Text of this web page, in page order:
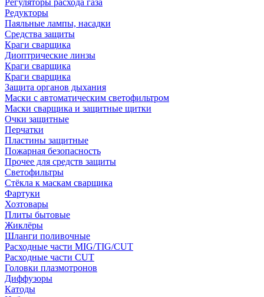
Регуляторы расхода газа
Редукторы
Паяльные лампы, насадки
Средства защиты
Краги сварщика
Диоптрические линзы
Краги сварщика
Краги сварщика
Защита органов дыхания
Маски с автоматическим светофильтром
Маски сварщика и защитные щитки
Очки защитные
Перчатки
Пластины защитные
Пожарная безопасность
Прочее для средств защиты
Светофильтры
Стёкла к маскам сварщика
Фартуки
Хозтовары
Плиты бытовые
Жиклёры
Шланги поливочные
Расходные части MIG/TIG/CUT
Расходные части CUT
Головки плазмотронов
Диффузоры
Катоды